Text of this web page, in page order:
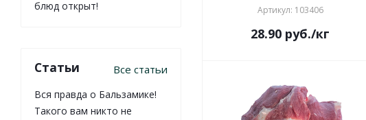
Артикул: 103406
28.90 руб./кг
блюд открыт!
Статьи Все статьи
Вся правда о Бальзамике!
Такого вам никто не